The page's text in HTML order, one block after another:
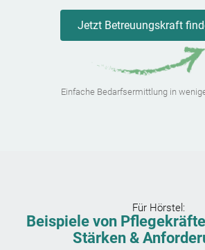
Jetzt Betreuungskraft
Einfache Bedarfsermittlung in
Für Hörstel :
Beispiele von
Stärken &